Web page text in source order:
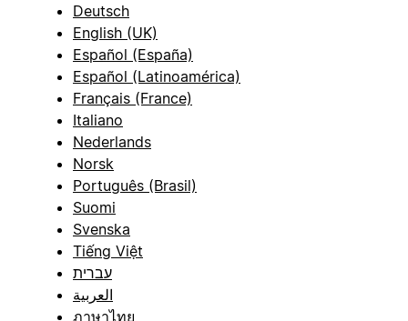
Deutsch
English (UK)
Español (España)
Español (Latinoamérica)
Français (France)
Italiano
Nederlands
Norsk
Português (Brasil)
Suomi
Svenska
Tiếng Việt
עברית
العربية
ภาษาไทย